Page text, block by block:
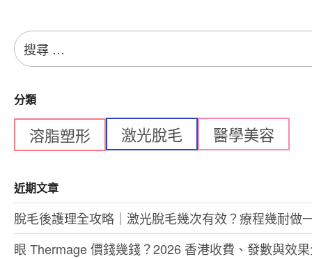
搜
尋：
分類
溶脂塑形 激光脫毛 醫學美容
近期文章
脫毛後護理全攻略｜激光脫毛幾次有效？療程幾耐做
眼 Thermage 價錢幾錢？2026 香港收費、發數與效